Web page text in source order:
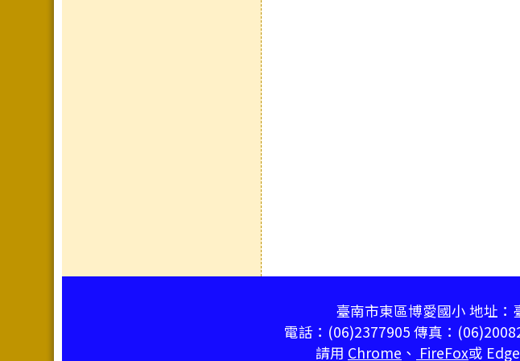
臺南市東區博愛國小 地址
電話：(06)2377905 傳真：
請用 Chrome 、 FireFox或